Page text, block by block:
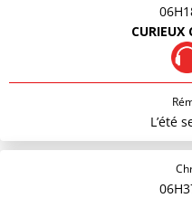
CURIEUX
L’été